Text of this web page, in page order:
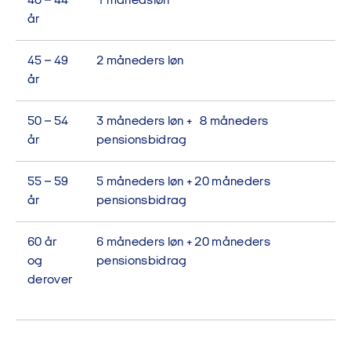
år
45 – 49
år
2 måneders løn
50 – 54
år
3 måneders løn + 8 måneders
pensionsbidrag
55 – 59
år
5 måneders løn + 20 måneders
pensionsbidrag
60 år
og
derover
6 måneders løn + 20 måneders
pensionsbidrag